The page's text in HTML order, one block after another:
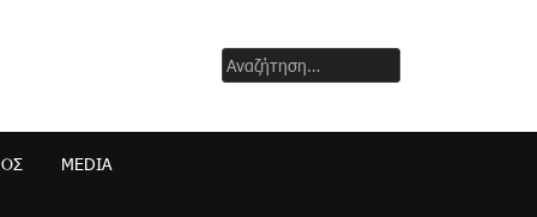
Αναζήτηση
για:
MEDIA